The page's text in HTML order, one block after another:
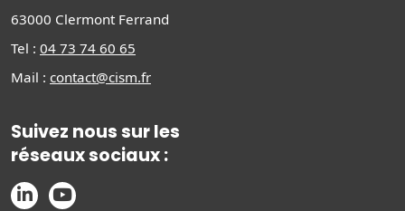
63000 Clermont Ferrand
Tel : 04 73 74 60 65
Mail : contact@cism.fr
Suivez nous sur les
réseaux sociaux :